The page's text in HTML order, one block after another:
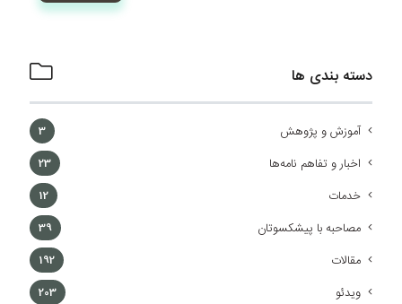
دسته بندی ها
آموزش و پژوهش 3
اخبار و تفاهم نامه‌ها 23
خدمات 12
مصاحبه با پیشکسوتان 39
مقالات 192
ویدئو 203